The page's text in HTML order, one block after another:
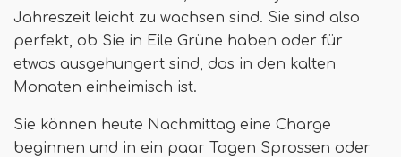
Jahreszeit leicht zu wachsen sind. Sie sind also
perfekt, ob Sie in Eile Grüne haben oder für
etwas ausgehungert sind, das in den kalten
Monaten einheimisch ist.
Sie können heute Nachmittag eine Charge
beginnen und in ein paar Tagen Sprossen oder